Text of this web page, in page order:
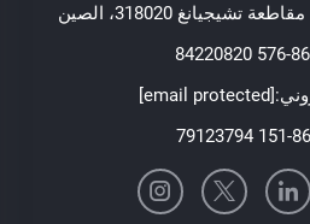
318020، الصين
[email protected]